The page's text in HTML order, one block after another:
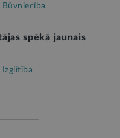
Būvniecība
spēkā jaunais
Izglītība